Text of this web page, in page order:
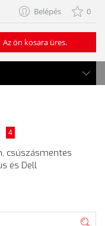
Belépés 0
Az ön kosara üres.
4
csúszásmentes
és Dell